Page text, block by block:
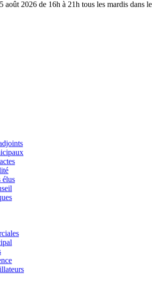
2026 de 16h à 21h tous les mardis dans
élus